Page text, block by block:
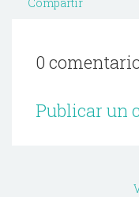
0
Publicar un